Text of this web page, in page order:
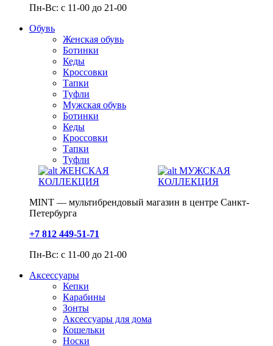
Пн-Вс: с 11-00 до 21-00
Обувь
Женская обувь
Ботинки
Кеды
Кроссовки
Тапки
Туфли
Мужская обувь
Ботинки
Кеды
Кроссовки
Тапки
Туфли
ЖЕНСКАЯ
КОЛЛЕКЦИЯ
МУЖСКАЯ
КОЛЛЕКЦИЯ
MINT — мультибрендовый магазин в центре Санкт-
Петербурга
+7 812 449-51-71
Пн-Вс: с 11-00 до 21-00
Аксессуары
Кепки
Карабины
Зонты
Аксессуары для дома
Кошельки
Носки